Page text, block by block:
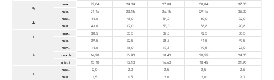
ds
max. 22,84 24,84 27,84 30,84
37,00
min.
21,16 23,16 26,16 29,16
35,00
dk
max. 44,0 48,0 54,0 60,0
72,0
min.
43,0 47,0 53,0 58,8
70,8
i
max. 30,5 33,5 37,5 42,5
50,5
min.
29,5 32,5 36,5 41,5 49,5
k
nom. 14,0 16,0 17,5 19,5
23,0
max. h
14,90 16,90 18,40 20,55
24,05
min. i
13,10 15,10 16,60 18,45
21,95
r
max. 2,0 2,0 2,5 2,5
2,5
min.
1,5 1,5 2,0 2,0
2,0